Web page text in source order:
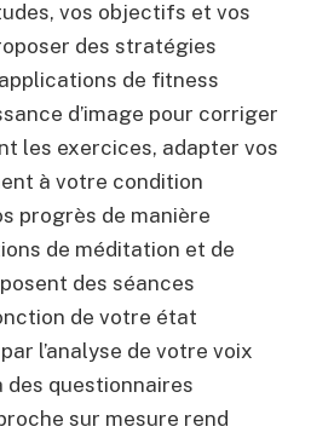
vos objectifs et vos
des stratégies
de fitness
d’image pour corriger
les exercices, adapter vos
à votre condition
progrès de manière
de méditation et de
des séances
de votre état
l’analyse de votre voix
des questionnaires
sur mesure rend